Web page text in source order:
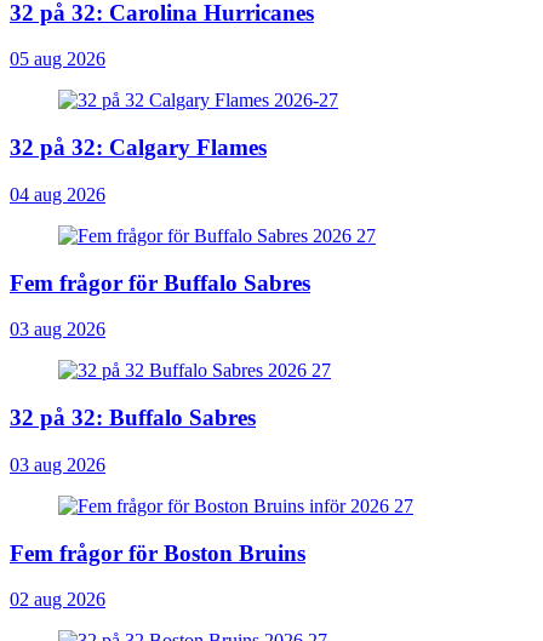
32 på 32: Carolina Hurricanes
05 aug 2026
32 på 32: Calgary Flames
04 aug 2026
Fem frågor för Buffalo Sabres
03 aug 2026
32 på 32: Buffalo Sabres
03 aug 2026
Fem frågor för Boston Bruins
02 aug 2026